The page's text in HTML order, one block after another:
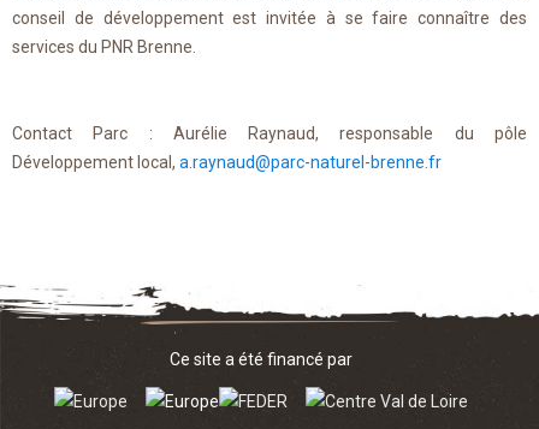
conseil de développement est invitée à se faire connaître des
services du PNR Brenne.
Contact Parc : Aurélie Raynaud, responsable du pôle
Développement local, a.raynaud@parc-naturel-brenne.fr
Ce site a été financé par